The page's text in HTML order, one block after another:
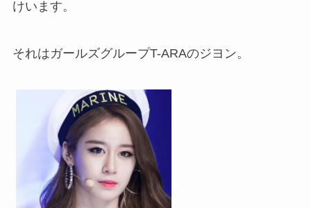
けいます。
それはガールズグループT-ARAのジヨン。